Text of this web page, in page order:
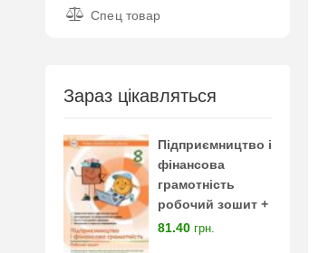
Спец товар
Зараз цікавляться
Підприємництво і
фінансова
грамотність
робочий зошит +
тестові завдання 8
81.40 грн.